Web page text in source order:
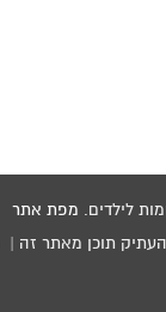
מפת אתר
תוכן מאתר זה |